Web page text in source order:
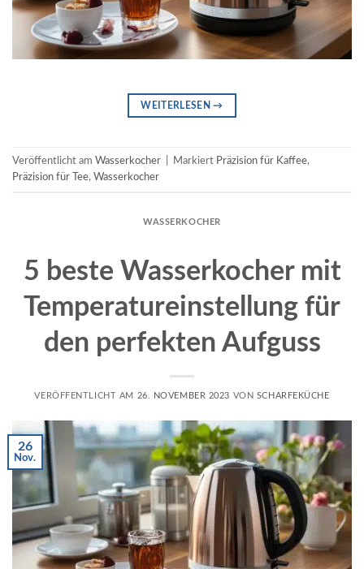
WEITERLESEN→
Veröffentlicht am Wasserkocher Markiert Präzision für Kaffee,
Präzision für Tee, Wasserkocher
WASSERKOCHER
5 beste Wasserkocher mit
Temperatureinstellung für
den perfekten Aufguss
VERÖFFENTLICHT AM 26. NOVEMBER 2023 VON SCHARFEKÜCHE
26
Nov.